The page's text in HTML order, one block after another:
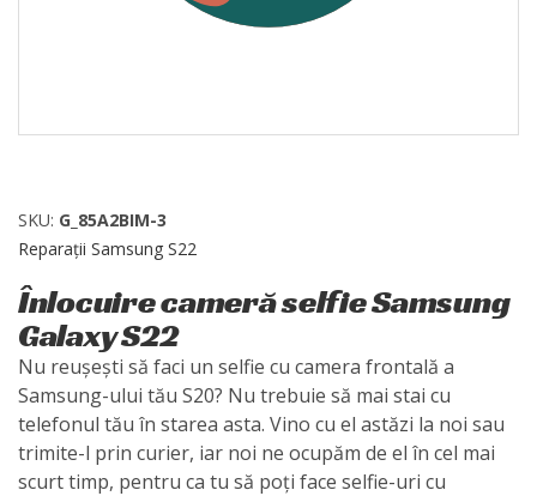
SKU: G_85A2BIM-3
Reparații Samsung S22
Înlocuire cameră selfie Samsung
Galaxy S22
Nu reușești să faci un selfie cu camera frontală a
Samsung-ului tău S20? Nu trebuie să mai stai cu
telefonul tău în starea asta. Vino cu el astăzi la noi sau
trimite-l prin curier, iar noi ne ocupăm de el în cel mai
scurt timp, pentru ca tu să poți face selfie-uri cu